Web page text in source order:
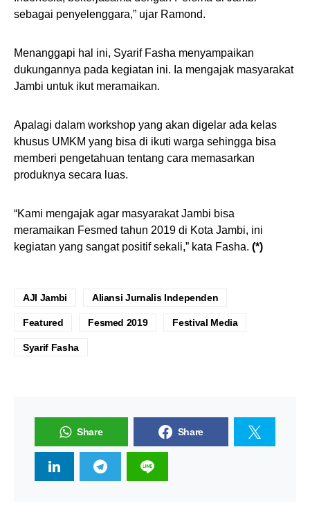
sebagai penyelenggara,” ujar Ramond.
Menanggapi hal ini, Syarif Fasha menyampaikan
dukungannya pada kegiatan ini. Ia mengajak masyarakat
Jambi untuk ikut meramaikan.
Apalagi dalam workshop yang akan digelar ada kelas
khusus UMKM yang bisa di ikuti warga sehingga bisa
memberi pengetahuan tentang cara memasarkan
produknya secara luas.
“Kami mengajak agar masyarakat Jambi bisa
meramaikan Fesmed tahun 2019 di Kota Jambi, ini
kegiatan yang sangat positif sekali,” kata Fasha. (*)
AJI Jambi Aliansi Jurnalis Independen
Featured Fesmed 2019 Festival Media
Syarif Fasha
Share Share